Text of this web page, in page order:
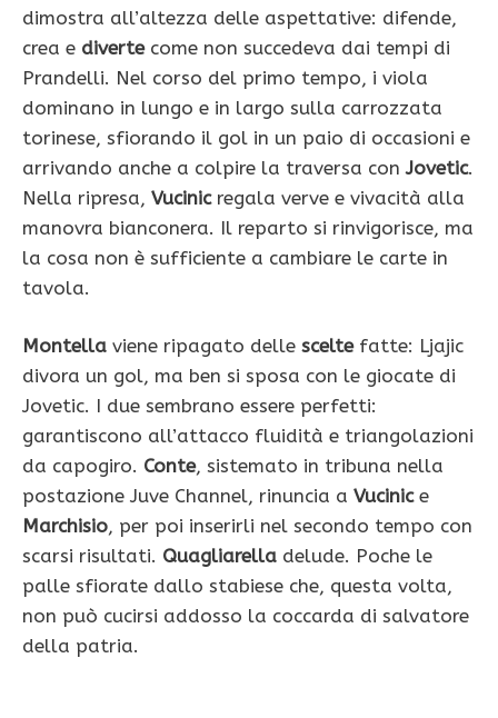
dimostra all’altezza delle aspettative: difende,
crea e divertecome non succedeva dai tempi di
Prandelli. Nel corso del primo tempo, i viola
dominano in lungo e in largo sulla carrozzata
torinese, sfiorando il gol in un paio di occasioni e
arrivando anche a colpire la traversa conJovetic.
Nella ripresa, Vucinicregala verve e vivacità alla
manovra bianconera. Il reparto si rinvigorisce, ma
la cosa non è sufficiente a cambiare le carte in
tavola.
Montella viene ripagato delle sceltefatte: Ljajic
divora un gol, ma ben si sposa con le giocate di
Jovetic. I due sembrano essere perfetti:
garantiscono all’attacco fluidità e triangolazioni
da capogiro. Conte, sistemato in tribuna nella
postazione Juve Channel, rinuncia a Vucinice
Marchisio, per poi inserirli nel secondo tempo con
scarsi risultati. Quagliarella delude. Poche le
palle sfiorate dallo stabiese che, questa volta,
non può cucirsi addosso la coccarda di salvatore
della patria.